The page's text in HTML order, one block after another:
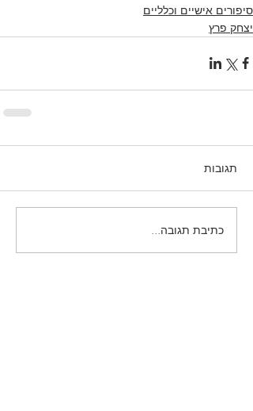
סיפורים אישיים וכלליים
יצחק פרץ
תגובות
כתיבת תגובה...